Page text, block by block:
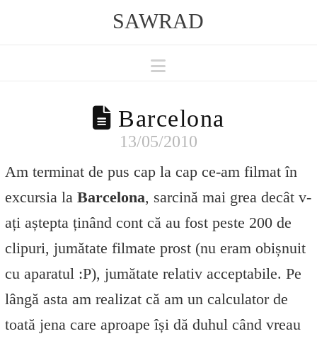
SAWRAD
Navigation
Barcelona
13/05/2010
Am terminat de pus cap la cap ce-am filmat în
excursia la Barcelona, sarcină mai grea decât v-
ați aștepta ținând cont că au fost peste 200 de
clipuri, jumătate filmate prost (nu eram obișnuit
cu aparatul :P), jumătate relativ acceptabile. Pe
lângă asta am realizat că am un calculator de
toată jena care aproape își dă duhul când vreau